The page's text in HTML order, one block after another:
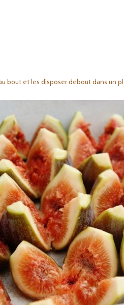
bout et les disposer debout dans un